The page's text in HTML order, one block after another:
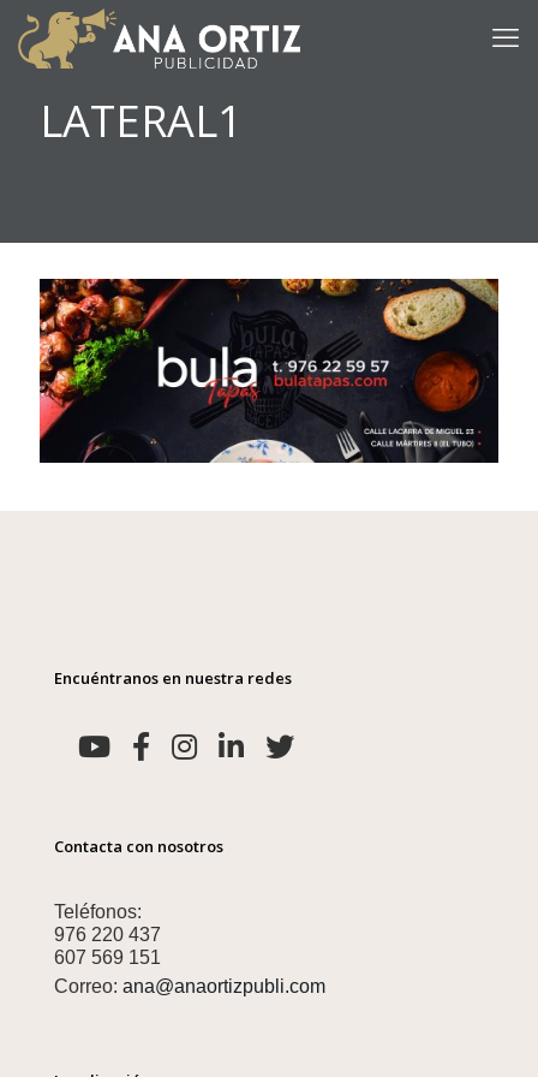
LATERAL1
Encuéntranos en nuestra redes
Contacta con nosotros
Teléfonos:
976 220 437
607 569 151
Correo: ana@anaortizpubli.com